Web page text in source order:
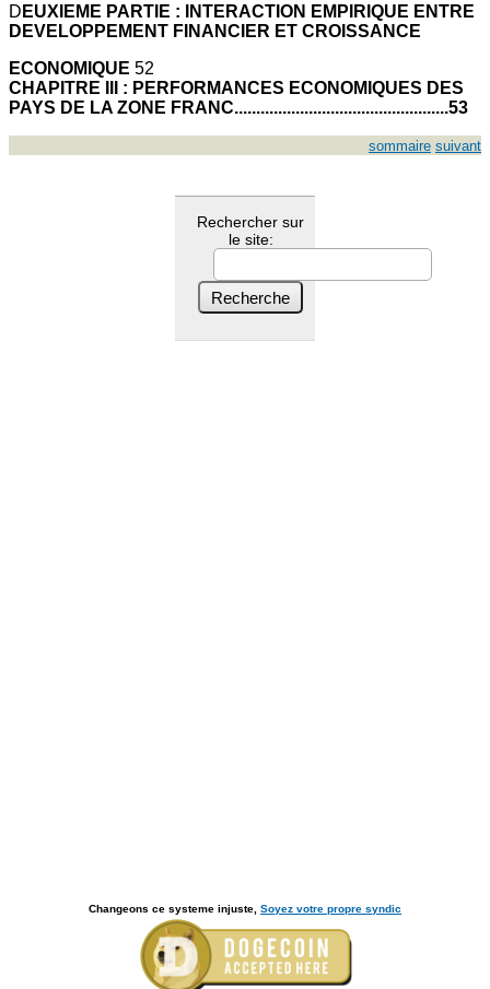
D EUXIEME PARTIE : INTERACTION EMPIRIQUE ENTRE
DEVELOPPEMENT FINANCIER ET CROISSANCE
ECONOMIQUE 52
CHAPITRE III : PERFORMANCES ECONOMIQUES DES
PAYS DE LA ZONE FRANC.................................................53
sommaire suivant
Rechercher sur
le site:
Changeons ce systeme injuste, Soyez votre propre syndic